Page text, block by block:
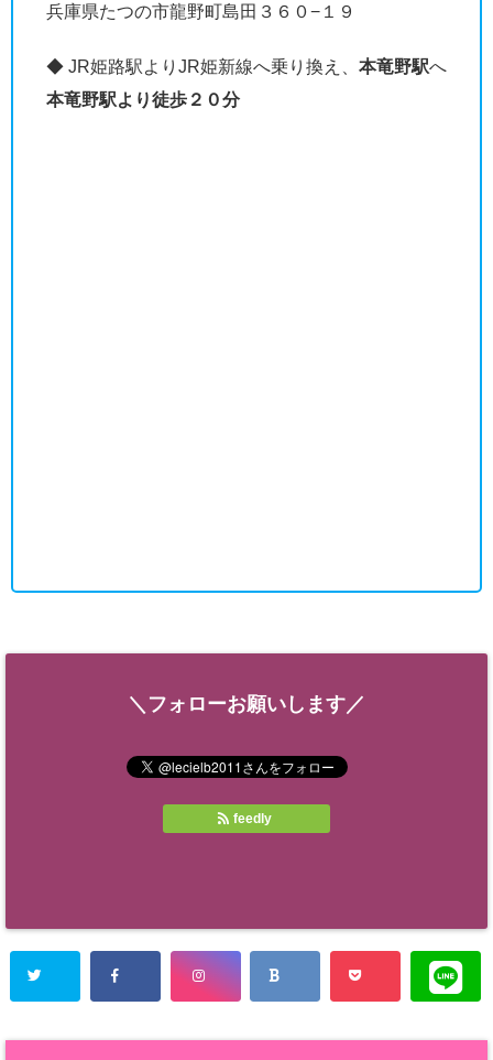
兵庫県たつの市龍野町島田３６０−１９
◆ JR姫路駅よりJR姫新線へ乗り換え、 本竜野駅へ
本竜野駅より徒歩２０分
＼フォローお願いします／
feedly